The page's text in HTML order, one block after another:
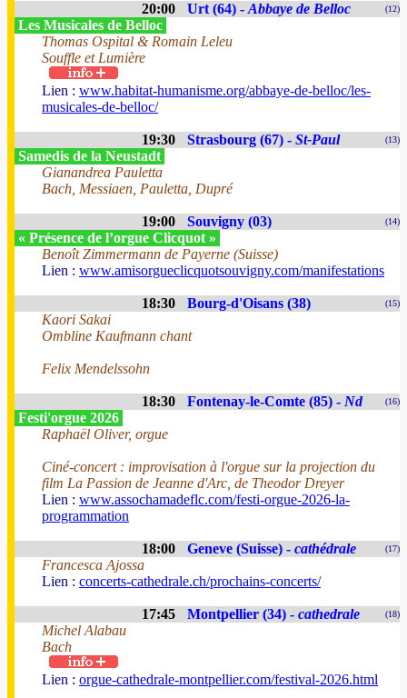
20:00 Urt (64) - Abbaye de Belloc (12)
Les Musicales de Belloc
Thomas Ospital & Romain Leleu
Souffle et Lumière
Lien : www.habitat-humanisme.org/abbaye-de-belloc/les-
musicales-de-belloc/
19:30 Strasbourg (67) - St-Paul (13)
Samedis de la Neustadt
Gianandrea Pauletta
Bach, Messiaen, Pauletta, Dupré
19:00 Souvigny (03) (14)
« Présence de l’orgue Clicquot »
Benoît Zimmermann de Payerne (Suisse)
Lien : www.amisorgueclicquotsouvigny.com/manifestations
18:30 Bourg-d'Oisans (38) (15)
Kaori Sakai
Ombline Kaufmann chant
Felix Mendelssohn
18:30 Fontenay-le-Comte (85) - Nd (16)
Festi'orgue 2026
Raphaël Oliver, orgue
Ciné-concert : improvisation à l'orgue sur la projection du
film La Passion de Jeanne d'Arc, de Theodor Dreyer
Lien : www.assochamadeflc.com/festi-orgue-2026-la-
programmation
18:00 Geneve (Suisse) - cathédrale (17)
Francesca Ajossa
Lien : concerts-cathedrale.ch/prochains-concerts/
17:45 Montpellier (34) - cathedrale (18)
Michel Alabau
Bach
Lien : orgue-cathedrale-montpellier.com/festival-2026.html